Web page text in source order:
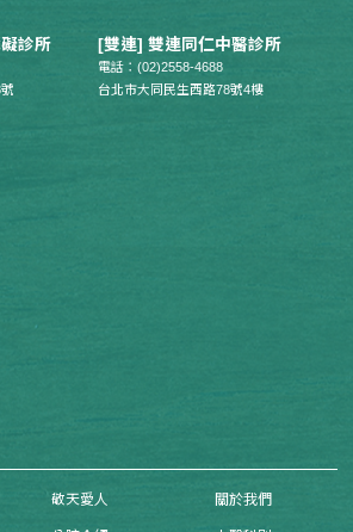
診所 [雙連] 雙連同仁中醫診所
電話：(02)2558-4688
台北市大同民生西路78號4樓
敬天愛人 關於我們